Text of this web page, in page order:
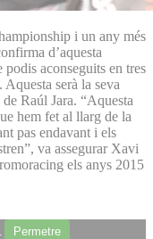
i un any més
d’aquesta
podis aconseguits en tres
serà la seva
Raúl Jara. “Aquesta
hem fet al llarg de la
pas endavant i els
va assegurar Xavi
els anys 2015
Permetre